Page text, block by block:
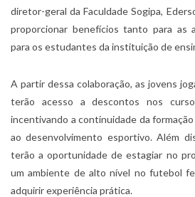
diretor-geral da Faculdade Sogipa,
proporcionar benefícios tanto para as
para os estudantes da instituição de
A partir dessa colaboração, as jovens
terão acesso a descontos nos
incentivando a continuidade da
ao desenvolvimento esportivo. Além
terão a oportunidade de estagiar no
um ambiente de alto nível no futebol
adquirir experiência prática.